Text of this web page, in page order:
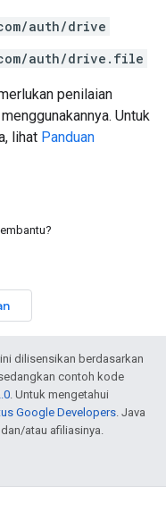
auth/drive
auth/drive.file
penilaian
Untuk
lihat Panduan
dilisensikan berdasarkan
contoh kode
. Untuk mengetahui
Google Developers. Java
atau afiliasinya.